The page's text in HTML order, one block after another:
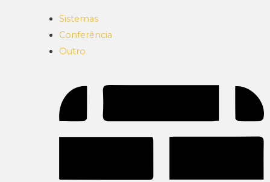
Sistemas
Conferência
Outro